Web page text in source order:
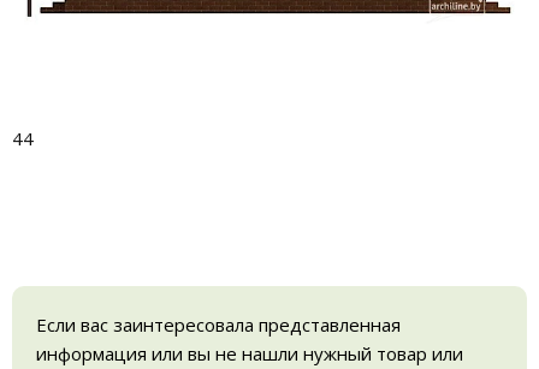
44
Если вас заинтересовала представленная
информация или вы не нашли нужный товар или